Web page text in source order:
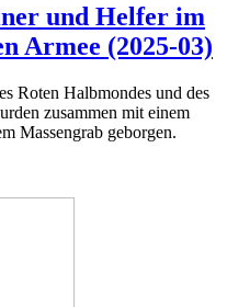
und Helfer im
Armee (2025-03)
Roten Halbmondes und des
zusammen mit einem
Massengrab geborgen.